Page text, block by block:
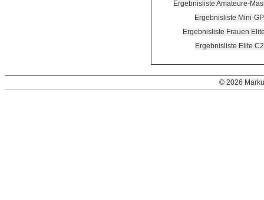
Ergebnisliste Amateure-
Ergebnisliste Mini-
Ergebnisliste Frauen
Ergebnisliste Elite
© 2026